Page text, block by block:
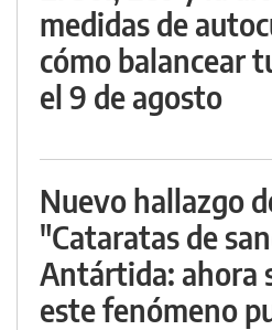
medidas de
cómo balancear
el 9 de agosto
Nuevo hallazgo
"Cataratas de
Antártida: ahora
este fenómeno